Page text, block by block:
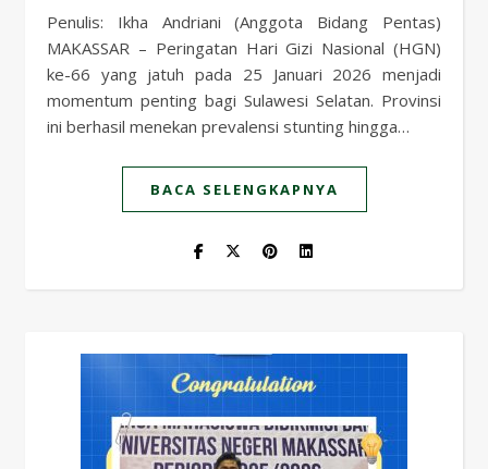
Penulis: Ikha Andriani (Anggota Bidang Pentas)
MAKASSAR – Peringatan Hari Gizi Nasional (HGN)
ke-66 yang jatuh pada 25 Januari 2026 menjadi
momentum penting bagi Sulawesi Selatan. Provinsi
ini berhasil menekan prevalensi stunting hingga…
BACA SELENGKAPNYA